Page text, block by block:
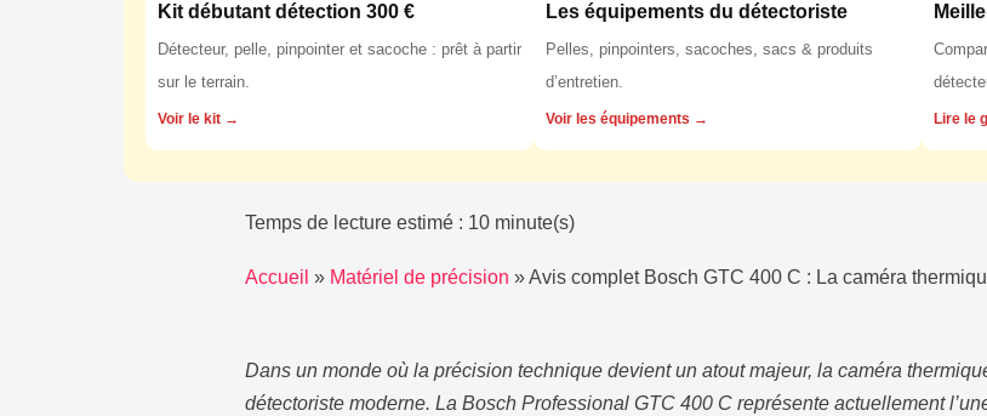
Kit débutant détection 300 €
Détecteur, pelle, pinpointer et sacoche : prêt à partir
sur le terrain.
Voir le kit →
Les équipements du détectoriste
Pelles, pinpointers, sacoches, sacs & produits
d’entretien.
Voir les équipements → Lire le
Temps de lecture estimé : 10 minute(s)
Accueil » Matériel de précision »Avis complet Bosch GTC 400 C : La caméra
Dans un monde où la précision technique devient un atout majeur, la caméra
détectoriste moderne. La Bosch Professional GTC 400 C représente actuellement